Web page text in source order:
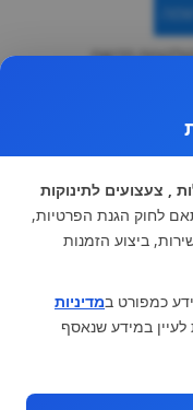
חדשות
ואביזרים
תינוק וטקסטיל
, צעצועים לתינוקות
לחוק הגנת הפרטיות,
שיפור השירות, ביצוע הזמנות
כמפורט במדיניות
במידע שנאסף